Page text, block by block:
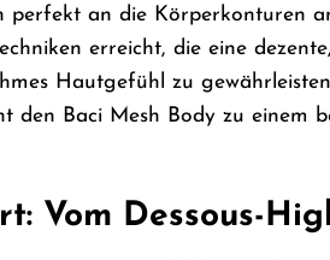
perfekt an die Körperkonturen
erreicht, die eine
Hautgefühl zu
Baci Mesh Body zu einem
Vom Dessous-